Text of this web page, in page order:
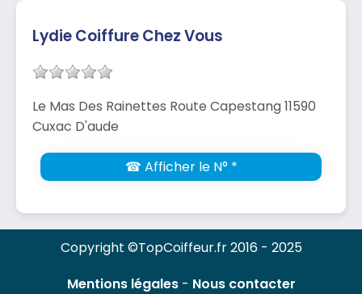
Lydie Coiffure Chez Vous
Le Mas Des Rainettes Route Capestang 11590
Cuxac D'aude
☎ Afficher le N° *
Copyright ©TopCoiffeur.fr 2016 - 2025
Mentions légales- Nous contacter